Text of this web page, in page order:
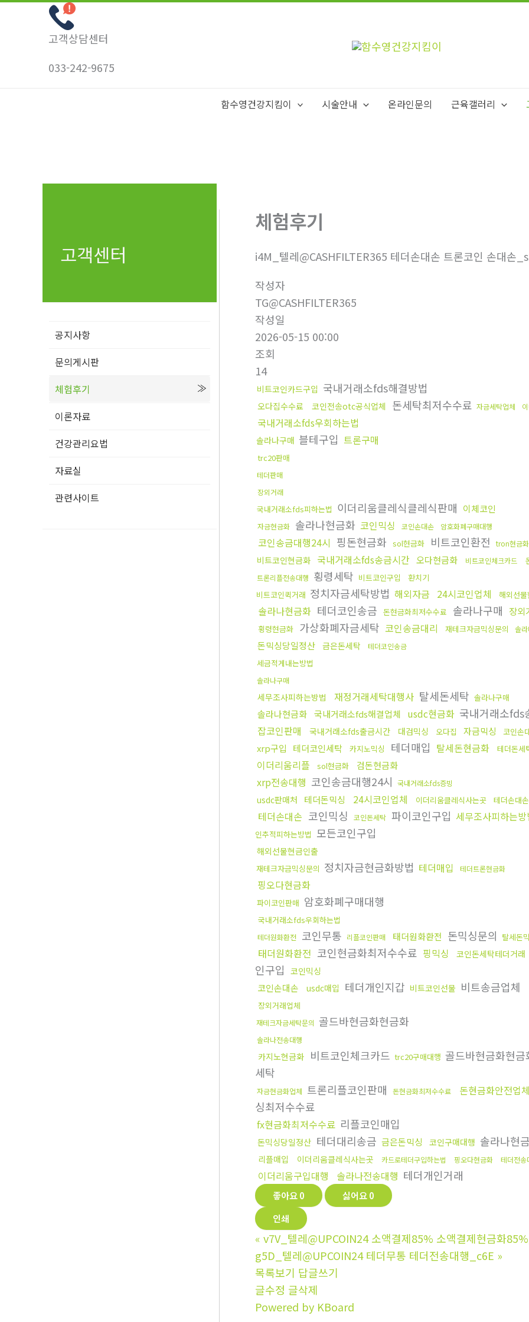
콘
고객상담센터
033-242-9675
함수영건강지킴이 시술안내 온라인문의 근육갤러리
고객센터
공지사항
문의게시판
체험후기
이론자료
건강관리요법
자료실
관련사이트
체험후기
i4M_텔레@CASHFILTER365 테더손대손 트론코인 손대손
작성자
TG@CASHFILTER365
작성일
2026-05-15 00:00
조회
14
비트코인카드구입 국내거래소fds해결방법
오다집수수료 코인전송otc공식업체 돈세탁최저수수료 자금세탁업체
국내거래소fds우회하는법
솔라나구매 블테구입 트론구매
trc20판매
테더판매
장외거래
국내거래소fds피하는법 이더리움클레식클레식판매 이체코인
자금현금화 솔라나현금화 코인믹싱 코인손대손 암호화폐구매대행
코인송금대행24시 핑돈현금화 sol현금화 비트코인환전 tron현금화
비트코인현금화 국내거래소fds송금시간 오다현금화 비트코인체크카드
트론리플전송대행 횡령세탁 비트코인구입
환치기
비트코인퀵거래 정치자금세탁방법 해외자금 24시코인업체 해외선
솔라나현금화 테더코인송금 돈현금화최저수수료 솔라나구매 장외
횡령현금화 가상화폐자금세탁 코인송금대리 재테크자금믹싱문의 솔
돈믹싱당일정산 금은돈세탁 테더코인송금
세금적게내는방법
솔라나구매
세무조사피하는방법 재정거래세탁대행사 탈세돈세탁 솔라나구매
솔라나현금화 국내거래소fds해결업체 usdc현금화 국내거래소fds
잡코인판매 국내거래소fds출금시간 대검믹싱 오다집 자금믹싱 코인손
xrp구입 테더코인세탁 카지노믹싱 테더매입 탈세돈현금화 테더돈세
이더리움리플 sol현금화 검돈현금화
xrp전송대행 코인송금대행24시 국내거래소fds증빙
usdc판매처 테더돈믹싱 24시코인업체 이더리움클레식사는곳 테더손대손
테더손대손 코인믹싱 코인돈세탁 파이코인구입 세무조사피하는방
인추적피하는방법 모든코인구입
해외선물현금인출
재테크자금믹싱문의 정치자금현금화방법 테더매입 테더트론현금화
핑오다현금화
파이코인판매 암호화폐구매대행
국내거래소fds우회하는법
테더원화환전 코인무통 리플코인판매 태더원화환전 돈믹싱문의 탈세돈
태더원화환전 코인현금화최저수수료 핑믹싱 코인돈세탁테더거래
인구입 코인믹싱
코인손대손 usdc매입 테더개인지갑 비트코인선물 비트송금업체
장외거래업체
재테크자금세탁문의 골드바현금화현금화
솔라나전송대행
카지노현금화 비트코인체크카드 trc20구매대행 골드바현금화현금
세탁
자금현금화업체 트론리플코인판매 돈현금화최저수수료 돈현금화안전업체
싱최저수수료
fx현금화최저수수료 리플코인매입
돈믹싱당일정산 테더대리송금 금은돈믹싱 코인구매대행 솔라나현
리플매입 이더리움클레식사는곳 카드로테더구입하는법 핑오다현금화 테더전송
이더리움구입대행 솔라나전송대행 테더개인거래
좋아요0 싫어요0
인쇄
« v7V_텔레@UPCOIN24 소액결제85% 소액결제현금화
g5D_텔레@UPCOIN24 테더무통 테더전송대행_c6E »
목록보기 답글쓰기
글수정 글삭제
Powered by KBoard